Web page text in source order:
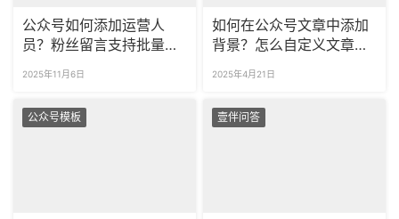
公众号如何添加运营人
员？粉丝留言支持批量导
2025年11月6日
如何在公众号文章中添加
背景？怎么自定义文章背
2025年4月21日
公众号模板 壹伴问答